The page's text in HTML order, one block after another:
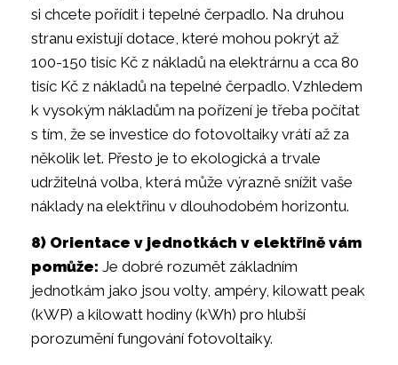
si chcete pořídit i tepelné čerpadlo. Na druhou
stranu existují dotace, které mohou pokrýt až
100-150 tisíc Kč z nákladů na elektrárnu a cca 80
tisíc Kč z nákladů na tepelné čerpadlo. Vzhledem
k vysokým nákladům na pořízení je třeba počítat
s tím, že se investice do fotovoltaiky vrátí až za
několik let. Přesto je to ekologická a trvale
udržitelná volba, která může výrazně snížit vaše
náklady na elektřinu v dlouhodobém horizontu.
8) Orientace v jednotkách v elektřině vám
pomůže: Je dobré rozumět základním
jednotkám jako jsou volty, ampéry, kilowatt peak
(kWP) a kilowatt hodiny (kWh) pro hlubší
porozumění fungování fotovoltaiky.